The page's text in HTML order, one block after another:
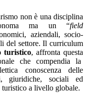
non è una disciplina
ma un “field
aziendali, socio-
del settore. Il curriculum
turistico, affronta questa
che compendia la
conoscenza delle
giuridiche, sociali ed
a livello globale.